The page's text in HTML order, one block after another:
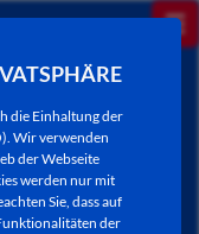
die Einhaltung der
Wir verwenden
der Webseite
werden nur mit
Sie, dass auf
der